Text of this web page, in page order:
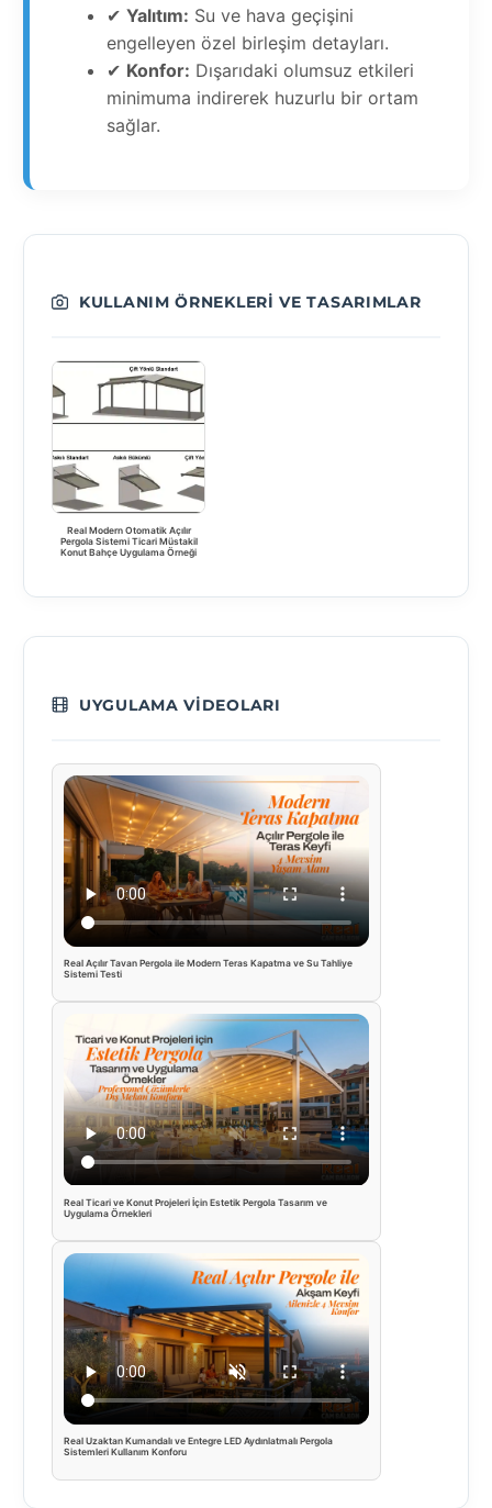
✔ Yalıtım: Su ve hava geçişini
engelleyen özel birleşim detayları.
✔ Konfor: Dışarıdaki olumsuz etkileri
minimuma indirerek huzurlu bir ortam
sağlar.
KULLANIM ÖRNEKLERI VE TASARIMLAR
Real Modern Otomatik Açılır
Pergola Sistemi Ticari Müstakil
Konut Bahçe Uygulama Örneği
UYGULAMA VIDEOLARI
Real Açılır Tavan Pergola ile Modern Teras Kapatma ve Su Tahliye
Sistemi Testi
Real Ticari ve Konut Projeleri İçin Estetik Pergola Tasarım ve
Uygulama Örnekleri
Real Uzaktan Kumandalı ve Entegre LED Aydınlatmalı Pergola
Sistemleri Kullanım Konforu